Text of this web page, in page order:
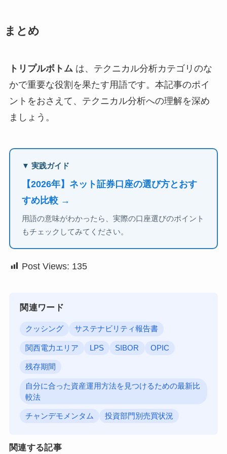
まとめ
トリプルボトムは、テクニカル分析カテゴリのな
かで重要な役割を果たす用語です。本記事のポイ
ントをおさえて、テクニカル分析への理解を深め
ましょう。
▼ 実践ガイド
【2026年】ネット証券口座の選び方とおす
すめ比較 →
用語の意味がわかったら、実際の口座選びのポイント
もチェックしてみてください。
Post Views: 135
関連ワード
クッシング サステナビリティ報告書
関西電力エリア LPS SIBOR OPIC
残存期間
自分に合った資産運用方法を見つけるための最新比
較法
チャンデモメンタム 投資部門別売買状況
関連する記事